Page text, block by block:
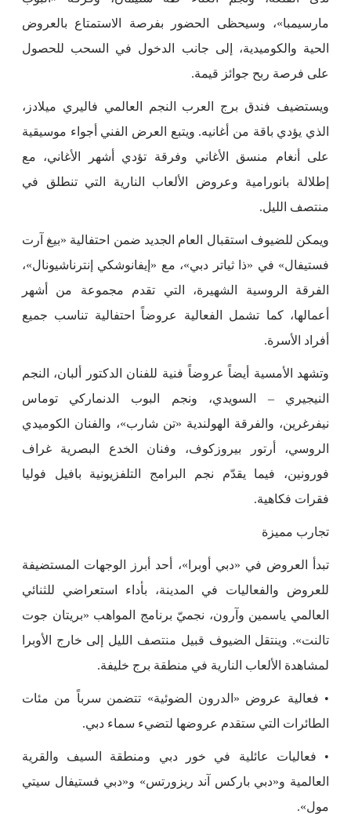
مارسيمبا»، وسيحظى الحضور بفرصة الاستمتاع بالعروض
الحية والكوميدية، إلى جانب الدخول في السحب للحصول
على فرصة ربح جوائز قيمة.
ويستضيف فندق برج العرب النجم العالمي فاليري ميلادز،
الذي يؤدي باقة من أغانيه. ويتبع العرض الفني أجواء موسيقية
على أنغام منسق الأغاني وفرقة تؤدي أشهر الأغاني، مع
إطلالة بانورامية وعروض الألعاب النارية التي تنطلق في
منتصف الليل.
ويمكن للضيوف استقبال العام الجديد ضمن احتفالية «بيغ آرت
فستيفال» في «ذا ثياتر دبي»، مع «إيفانوشكي إنترناشيونال»،
الفرقة الروسية الشهيرة، التي تقدم مجموعة من أشهر
أعمالها، كما تشمل الفعالية عروضاً احتفالية تناسب جميع
أفراد الأسرة.
وتشهد الأمسية أيضاً عروضاً فنية للفنان الدكتور ألبان، النجم
النيجيري – السويدي، ونجم البوب الدنماركي توماس
نيفرغرين، والفرقة الهولندية «تن شارب»، والفنان الكوميدي
الروسي، أرتور بيروزكوف، وفنان الخدع البصرية غراف
فورونين، فيما يقدّم نجم البرامج التلفزيونية بافيل فوليا
فقرات فكاهية.
تجارب مميزة
تبدأ العروض في «دبي أوبرا»، أحد أبرز الوجهات المستضيفة
للعروض والفعاليات في المدينة، بأداء استعراضي للثنائي
العالمي ياسمين وآرون، نجميّ برنامج المواهب «بريتان جوت
تالنت». وينتقل الضيوف قبيل منتصف الليل إلى خارج الأوبرا
لمشاهدة الألعاب النارية في منطقة برج خليفة.
• فعالية عروض «الدرون الضوئية» تتضمن سرباً من مئات
الطائرات التي ستقدم عروضها لتضيء سماء دبي.
• فعاليات عائلية في خور دبي ومنطقة السيف والقرية
العالمية و«دبي باركس آند ريزورتس» و«دبي فستيفال سيتي
مول».